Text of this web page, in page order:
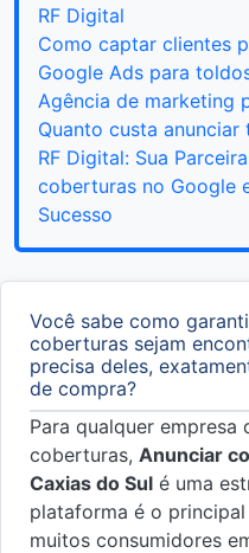
RF Digital
Como captar clientes
Google Ads para
Agência de marketing
Quanto custa
RF Digital: Sua
coberturas no Google
Sucesso
Você sabe como
coberturas sejam
precisa deles,
de compra?
Para qualquer
coberturas, Anunciar
Caxias do Sul é uma
plataforma é o
muitos consumidores